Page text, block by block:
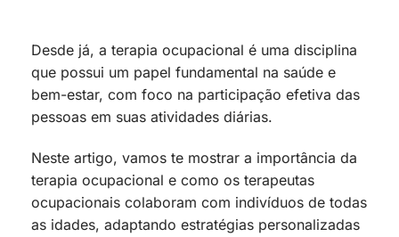
Desde já, a terapia ocupacional é uma disciplina
que possui um papel fundamental na saúde e
bem-estar, com foco na participação efetiva das
pessoas em suas atividades diárias.
Neste artigo, vamos te mostrar a importância da
terapia ocupacional e como os terapeutas
ocupacionais colaboram com indivíduos de todas
as idades, adaptando estratégias personalizadas